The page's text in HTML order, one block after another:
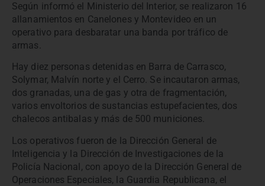
Según informó el Ministerio del Interior, se realizaron 16
allanamientos en Canelones y Montevideo en un
operativo para desbaratar una banda por tráfico de
armas.
Hay diez personas detenidas en Barra de Carrasco,
Solymar, Malvín norte y el Cerro. Se incautaron armas,
dos granadas, una de gas y otra de fragmentación,
varios envoltorios de sustancias estupefacientes, dos
chalecos antibalas y más de 500 municiones.
Los operativos fueron de la Dirección General de
Inteligencia y la Dirección de Investigaciones de la
Policía Nacional, con apoyo de la Dirección General de
Operaciones Especiales, la Guardia Republicana, el